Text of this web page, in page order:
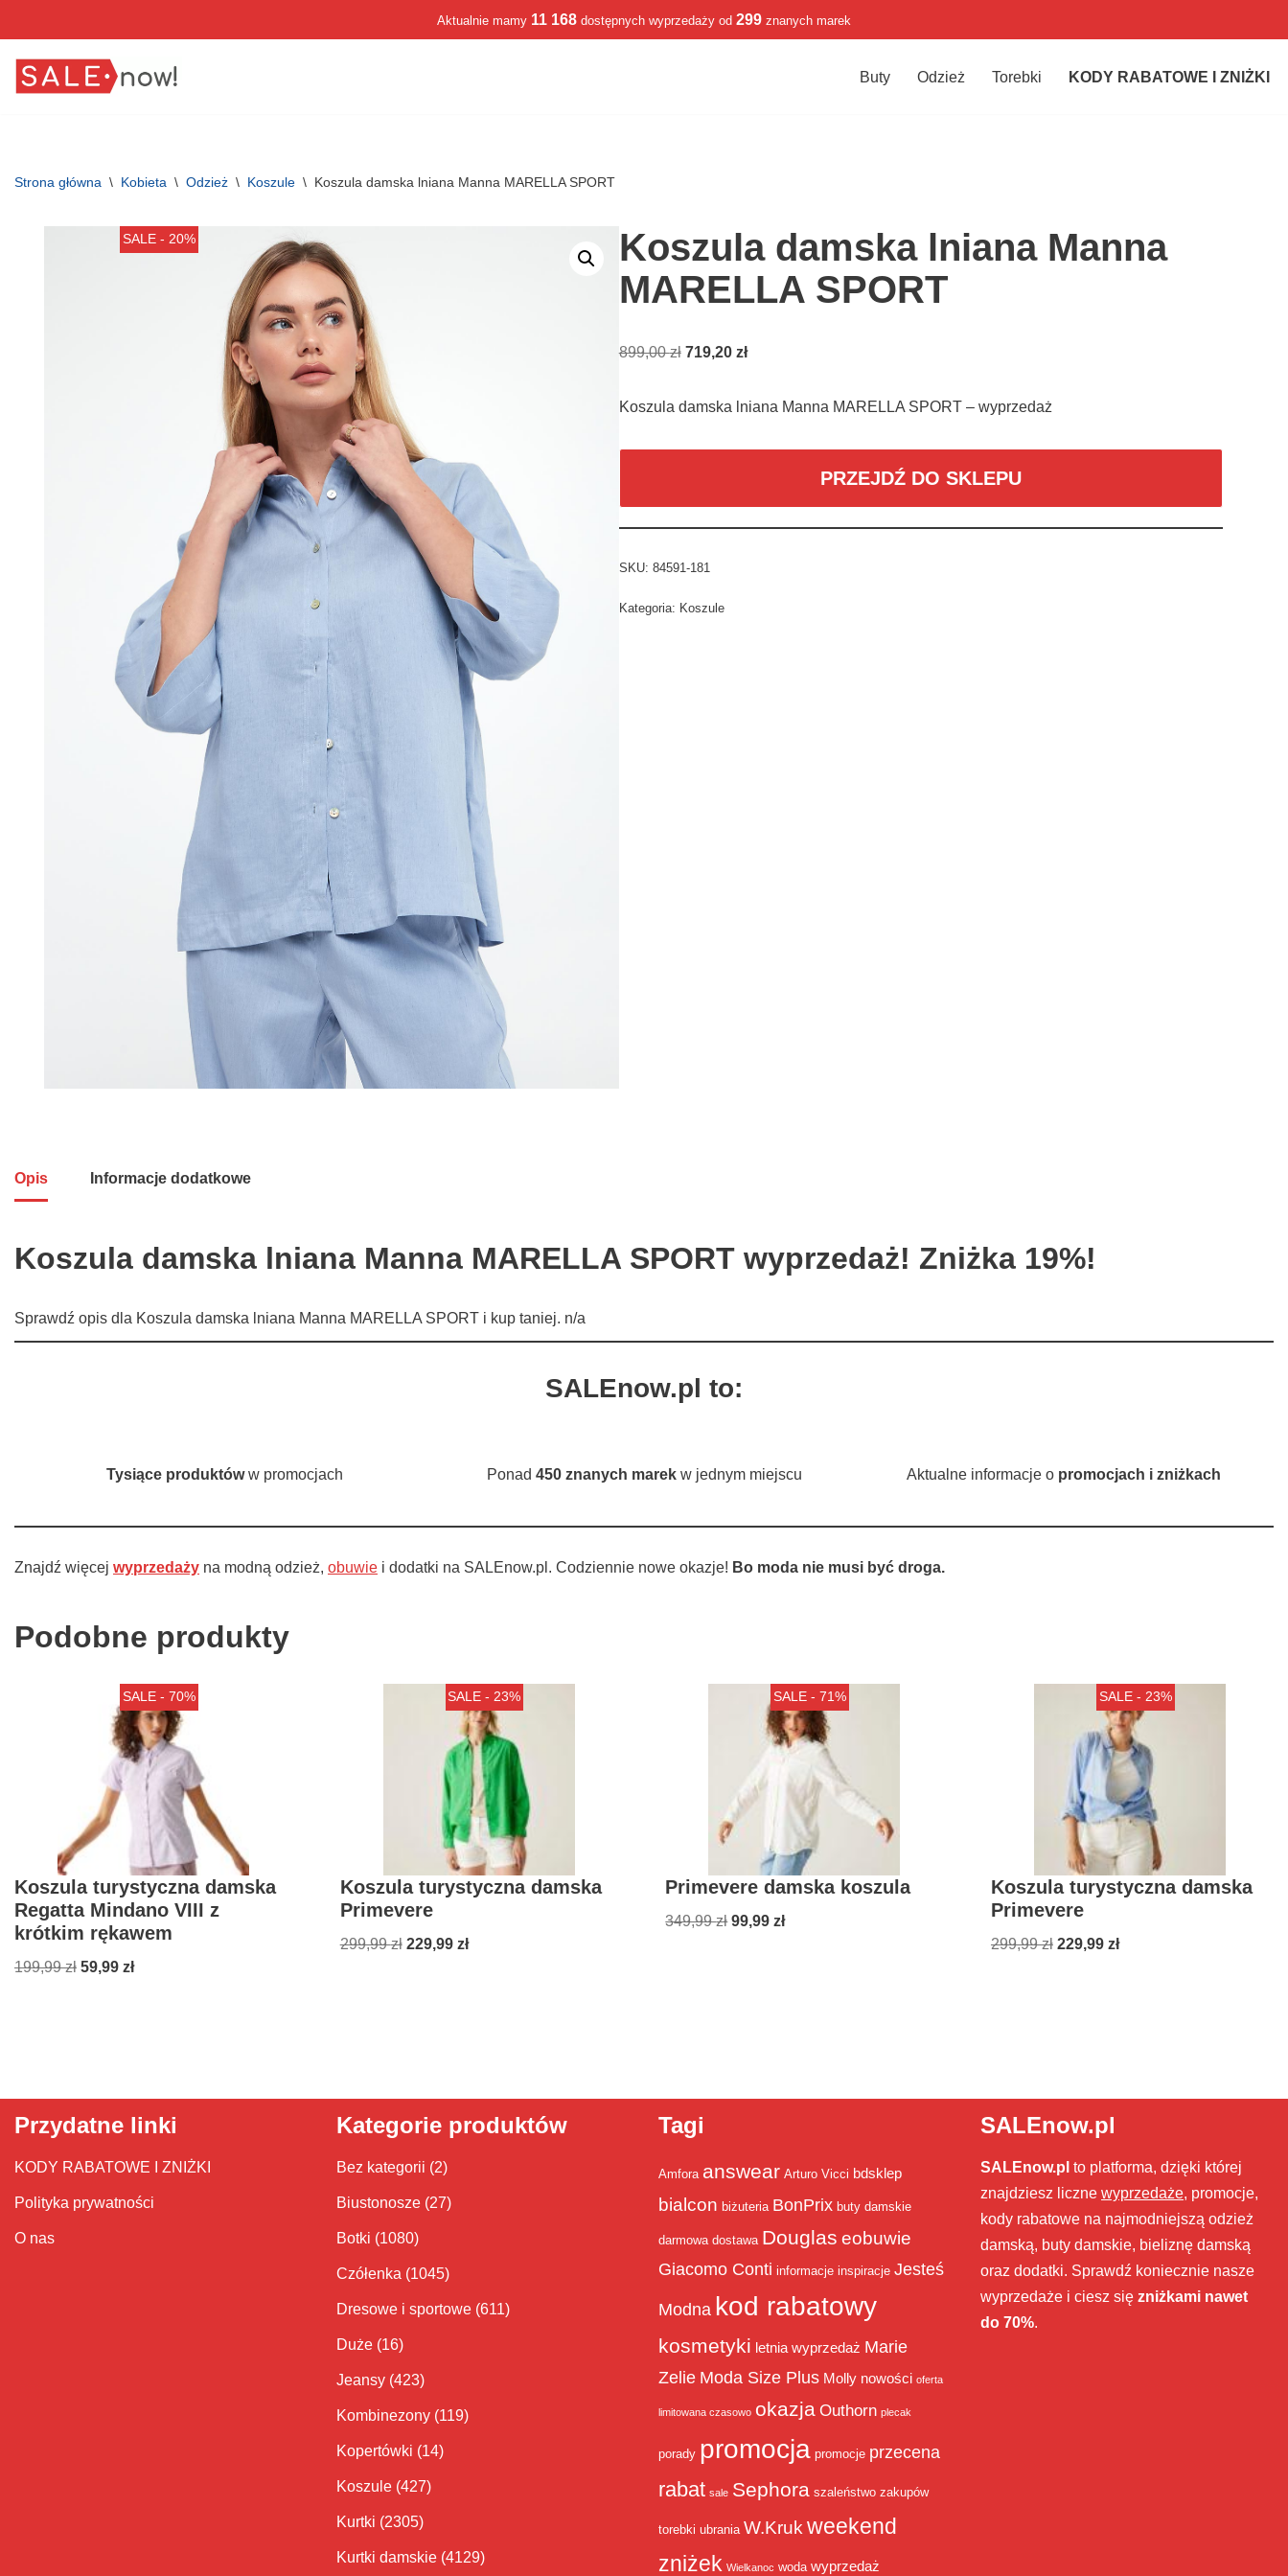
do
Aktualnie mamy 11 168 dostępnych wyprzedaży od 299 znanych marek
Buty Odzież Torebki KODY RABATOWE I ZNIŻKI
Strona główna \ Kobieta \ Odzież \ Koszule \ Koszula damska lniana Manna MARELLA SPORT
SALE - 20%
Koszula damska lniana Manna
MARELLA SPORT
899,00zł 719,20 zł
Koszula damska lniana Manna MARELLA SPORT – wyprzedaż
PRZEJDŹ DO SKLEPU
SKU: 84591-181
Kategoria: Koszule
Opis Informacje dodatkowe
Koszula damska lniana Manna MARELLA SPORT wyprzedaż! Zniżka 19%!
Sprawdź opis dla Koszula damska lniana Manna MARELLA SPORT i kup taniej. n/a
SALEnow.pl to:
Tysiące produktóww promocjach Ponad 450 znanych marekw jednym miejscu Aktualne informacje o promocjach i zniżkach
Znajdź więcej wyprzedaży na modną odzież, obuwie i dodatki na SALEnow.pl. Codziennie nowe okazje! Bo moda nie musi być droga.
Podobne produkty
SALE - 70%
Koszula turystyczna damska
Regatta Mindano VIII z
krótkim rękawem
199,99zł 59,99 zł
SALE - 23%
Koszula turystyczna damska
Primevere
299,99zł 229,99 zł
SALE - 71%
Primevere damska koszula
349,99zł 99,99zł
SALE - 23%
Koszula turystyczna damska
Primevere
299,99zł 229,99 zł
Przydatne linki
KODY RABATOWE I ZNIŻKI
Polityka prywatności
O nas
Kategorie produktów
Bez kategorii (2)
Biustonosze (27)
Botki (1080)
Czółenka (1045)
Dresowe i sportowe (611)
Duże (16)
Jeansy (423)
Kombinezony (119)
Kopertówki (14)
Koszule (427)
Kurtki (2305)
Kurtki damskie (4129)
Tagi
Amfora answear Arturo Vicci bdsklep
bialcon biżuteria BonPrix buty damskie
darmowa dostawa Douglas eobuwie
Giacomo Conti informacje inspiracje Jesteś
Modna kod rabatowy
kosmetyki letnia wyprzedaż Marie
Zelie Moda Size Plus Molly nowości oferta
limitowana czasowo okazja Outhorn plecak
porady promocja promocje przecena
rabat sale Sephora szaleństwo zakupów
torebki ubrania W.Kruk weekend
zniżek Wielkanoc woda wyprzedaż
SALEnow.pl
SALEnow.pl to platforma, dzięki której
znajdziesz liczne wyprzedaże, promocje,
kody rabatowe na najmodniejszą odzież
damską, buty damskie, bieliznę damską
oraz dodatki. Sprawdź koniecznie nasze
wyprzedaże i ciesz się zniżkami nawet
do 70%.